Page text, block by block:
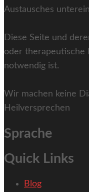
Austausches
Diese Seite und
oder therapeutische
notwendig ist.
Wir machen keine
Heilversprechen
Sprache
Quick Links
Blog